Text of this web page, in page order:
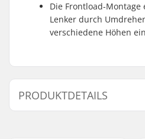
Die Frontload-Montage
Lenker durch
verschiedene Höhen
PRODUKTDETAILS